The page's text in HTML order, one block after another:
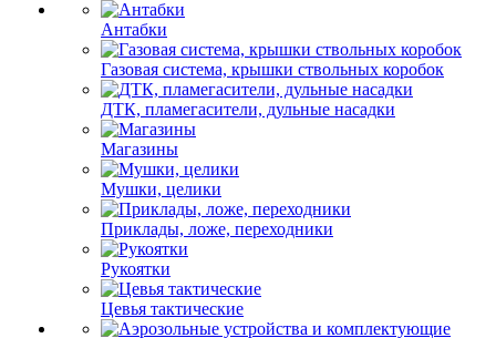
Антабки
Газовая система, крышки ствольных коробок
ДТК, пламегасители, дульные насадки
Магазины
Мушки, целики
Приклады, ложе, переходники
Рукоятки
Цевья тактические